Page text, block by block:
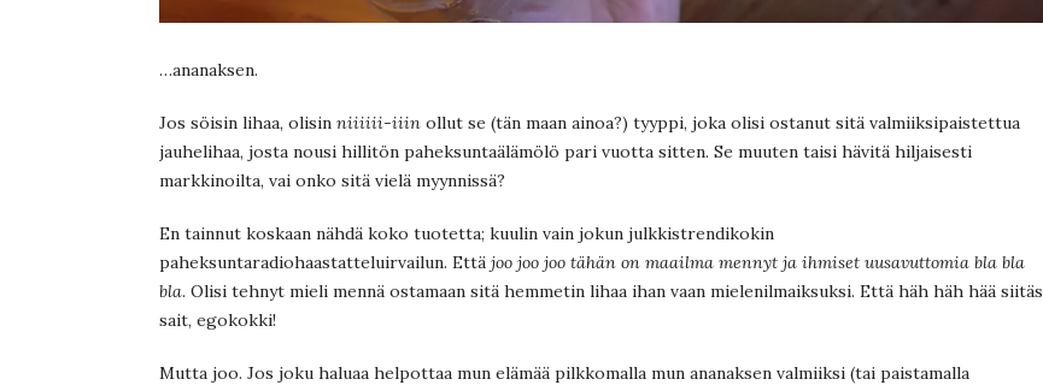
…ananaksen.
Jos söisin lihaa, olisin niiiiii-iiin ollut se (tän maan ainoa?) tyyppi, joka olisi ostanut sitä valmiiksipaistettua
jauhelihaa, josta nousi hillitön paheksuntaälämölö pari vuotta sitten. Se muuten taisi hävitä hiljaisesti
markkinoilta, vai onko sitä vielä myynnissä?
En tainnut koskaan nähdä koko tuotetta; kuulin vain jokun julkkistrendikokin
paheksuntaradiohaastatteluirvailun. Että joo joo joo tähän on maailma mennyt ja ihmiset uusavuttomia bla bla
bla. Olisi tehnyt mieli mennä ostamaan sitä hemmetin lihaa ihan vaan mielenilmaiksuksi. Että häh häh hää siitäs
sait, egokokki!
Mutta joo. Jos joku haluaa helpottaa mun elämää pilkkomalla mun ananaksen valmiiksi (tai paistamalla